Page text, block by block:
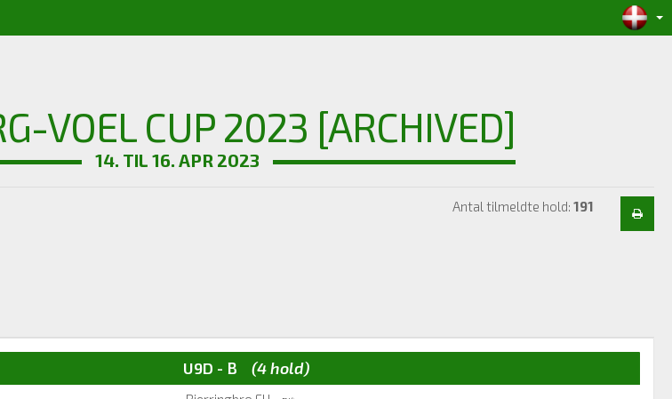
VOEL CUP 2023 [ARCHIVED]
14. TIL 16. APR 2023
Antal tilmeldte hold: 191
U9D - B (4 hold)